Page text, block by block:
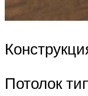
Потолок